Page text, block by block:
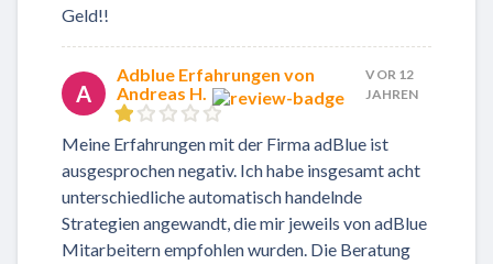
Geld!!
A
Adblue Erfahrungen von
Andreas H.
VOR 12
JAHREN
Meine Erfahrungen mit der Firma adBlue ist
ausgesprochen negativ. Ich habe insgesamt acht
unterschiedliche automatisch handelnde
Strategien angewandt, die mir jeweils von adBlue
Mitarbeitern empfohlen wurden. Die Beratung